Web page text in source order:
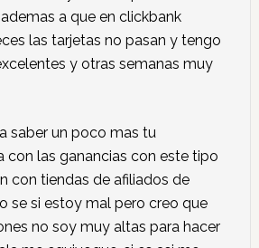
a que en clickbank
las tarjetas no pasan y tengo
y otras semanas muy
saber un poco mas tu
con las ganancias con este tipo
con tiendas de afiliados de
se si estoy mal pero creo que
no soy muy altas para hacer